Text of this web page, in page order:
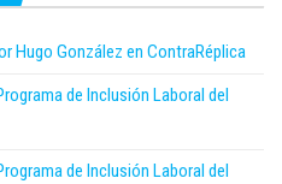
Hugo González en ContraRéplica
de Inclusión Laboral del
de Inclusión Laboral del